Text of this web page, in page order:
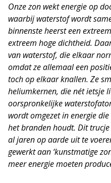
Onze zon wekt energie op
waarbij waterstof wordt
binnenste heerst een
extreem hoge dichtheid.
van waterstof, die elkaar
omdat ze allemaal een
toch op elkaar knallen. Ze
heliumkernen, die nét ietsje
oorspronkelijke
wordt omgezet in energie
het branden houdt. Dit
al jaren op aarde uit te
gewerkt aan ‘kunstmatige
meer energie moeten